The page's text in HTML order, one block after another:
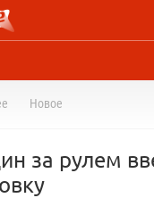
Новое
за рулем